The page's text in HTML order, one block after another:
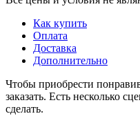
Как купить
Оплата
Доставка
Дополнительно
Чтобы приобрести
заказать. Есть несколько
сделать.